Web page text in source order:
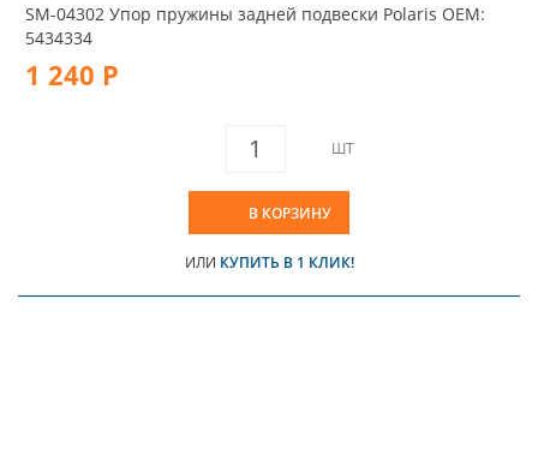
SM-04302 Упор пружины задней подвески Polaris OEM:
5434334
1 240 Р
ШТ
В КОРЗИНУ
ИЛИ КУПИТЬ В 1 КЛИК!